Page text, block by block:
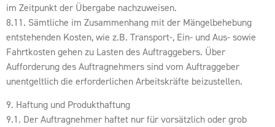
im Zeitpunkt der Übergabe nachzuweisen.
8.11. Sämtliche im Zusammenhang mit der Mängelbehebung
entstehenden Kosten, wie z.B. Transport-, Ein- und Aus- sowie
Fahrtkosten gehen zu Lasten des Auftraggebers. Über
Aufforderung des Auftragnehmers sind vom Auftraggeber
unentgeltlich die erforderlichen Arbeitskräfte beizustellen.
9. Haftung und Produkthaftung
9.1. Der Auftragnehmer haftet nur für vorsätzlich oder grob